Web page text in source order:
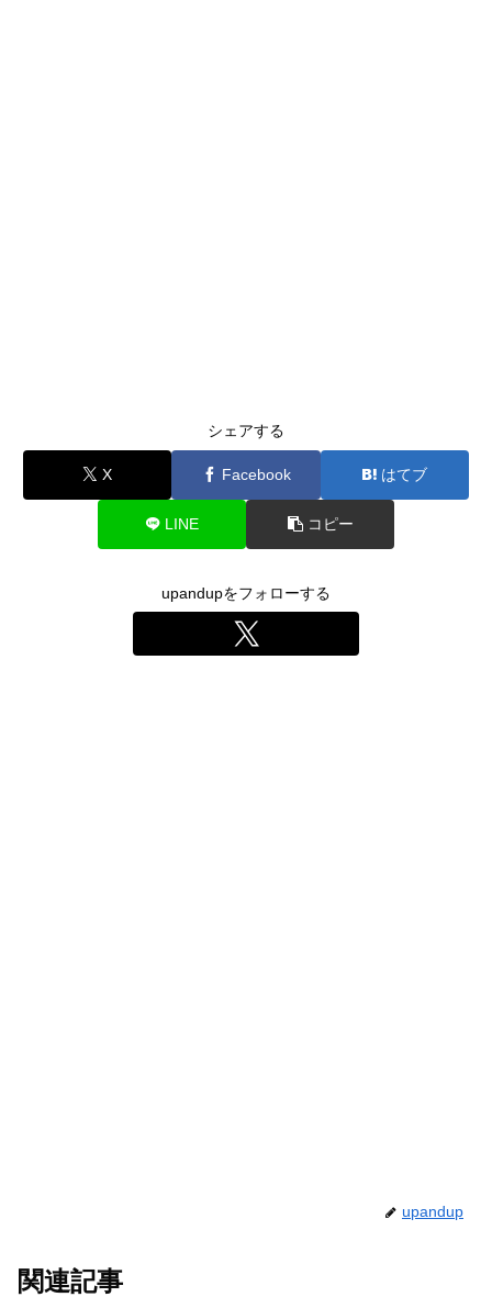
シェアする
X Facebook はてブ
LINE コピー
upandupをフォローする
upandup
関連記事